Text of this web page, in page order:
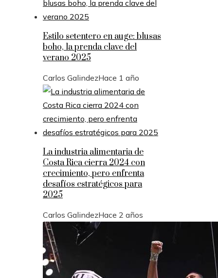
Estilo setentero en auge: blusas
boho, la prenda clave del
verano 2025
Carlos GalindezHace 1 año
La industria alimentaria de
Costa Rica cierra 2024 con
crecimiento, pero enfrenta
desafíos estratégicos para
2025
Carlos GalindezHace 2 años